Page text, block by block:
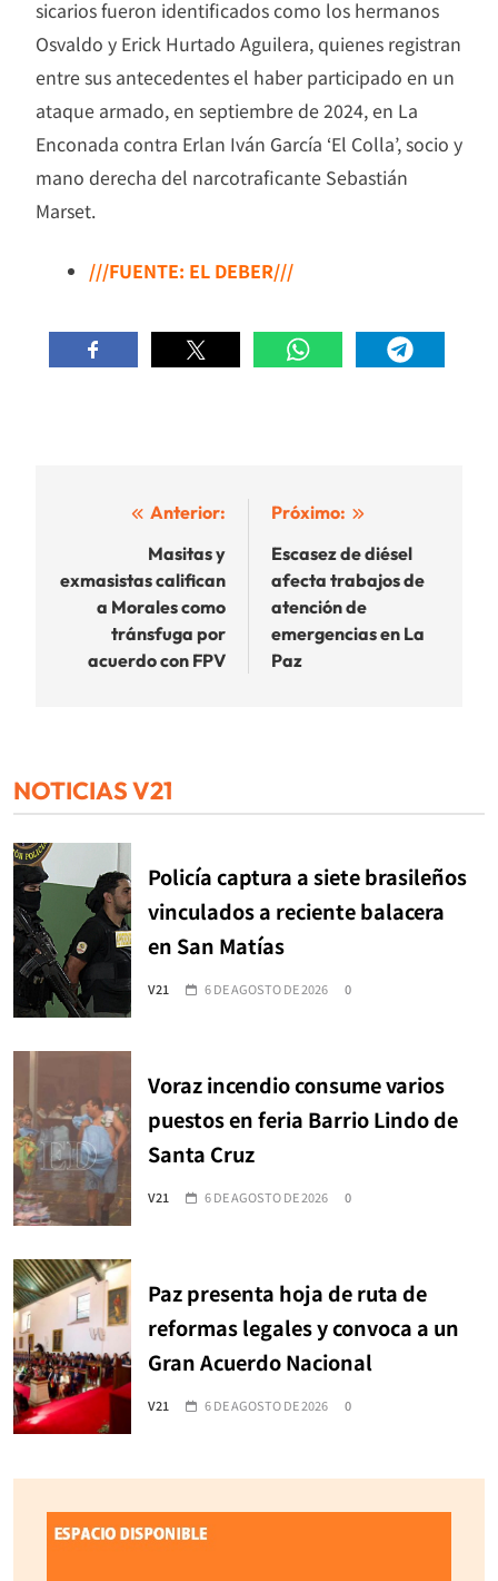
sicarios fueron identificados como los hermanos
Osvaldo y Erick Hurtado Aguilera, quienes registran
entre sus antecedentes el haber participado en un
ataque armado, en septiembre de 2024, en La
Enconada contra Erlan Iván García ‘El Colla’, socio y
mano derecha del narcotraficante Sebastián
Marset.
///FUENTE: EL DEBER///
Navegación
entradas
Anterior:
Masitas y
exmasistas califican
a Morales como
tránsfuga por
acuerdo con FPV
Próximo:
Escasez de diésel
afecta trabajos de
atención de
emergencias en La
Paz
NOTICIAS V21
Policía captura a siete brasileños
vinculados a reciente balacera
en San Matías
V21 6 DE AGOSTO DE 2026 0
Voraz incendio consume varios
puestos en feria Barrio Lindo de
Santa Cruz
V21 6 DE AGOSTO DE 2026 0
Paz presenta hoja de ruta de
reformas legales y convoca a un
Gran Acuerdo Nacional
V21 6 DE AGOSTO DE 2026 0